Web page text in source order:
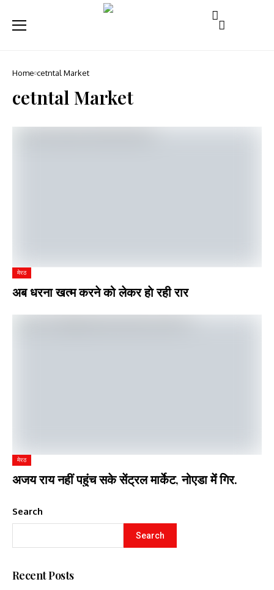
Home cetntal Market
cetntal Market
मेरठ
अब धरना खत्म करने को लेकर हाे रही रार
मेरठ
अजय राय नहीं पहुंच सके सेंट्रल मार्केट, नोएडा मेंं गिर.
Search
Search
Recent Posts